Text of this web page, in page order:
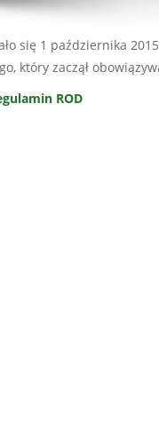
się 1 października
który zaczął
ROD